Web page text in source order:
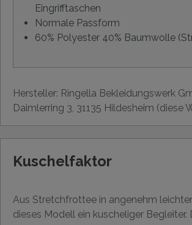
Eingrifftaschen
Normale Passform
60% Polyester 40% Baumwolle
Hersteller: Ringella Bekleidungswerk
Daimlerring 3, 31135 Hildesheim (diese
Kuschelfaktor
Aus Stretchfrottee in angenehm
dieses Modell ein kuscheliger Begleiter.